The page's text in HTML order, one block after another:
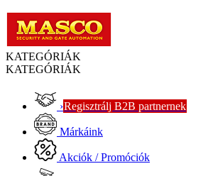
KATEGÓRIÁK
KATEGÓRIÁK
›Regisztrálj B2B partnernek
Márkáink
Akciók / Promóciók